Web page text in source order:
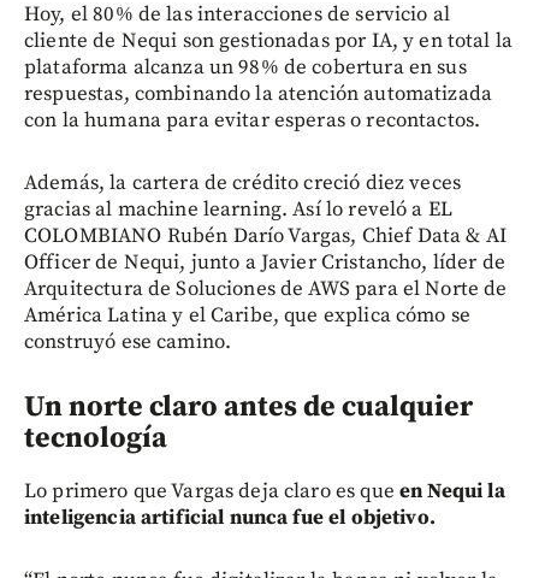
Hoy, el 80% de las interacciones de servicio al
cliente de Nequi son gestionadas por IA, y en total la
plataforma alcanza un 98% de cobertura en sus
respuestas, combinando la atención automatizada
con la humana para evitar esperas o recontactos.
Además, la cartera de crédito creció diez veces
gracias al machine learning. Así lo reveló a EL
COLOMBIANO Rubén Darío Vargas, Chief Data & AI
Officer de Nequi, junto a Javier Cristancho, líder de
Arquitectura de Soluciones de AWS para el Norte de
América Latina y el Caribe, que explica cómo se
construyó ese camino.
Un norte claro antes de cualquier
tecnología
Lo primero que Vargas deja claro es que en Nequi la
inteligencia artificial nunca fue el objetivo.